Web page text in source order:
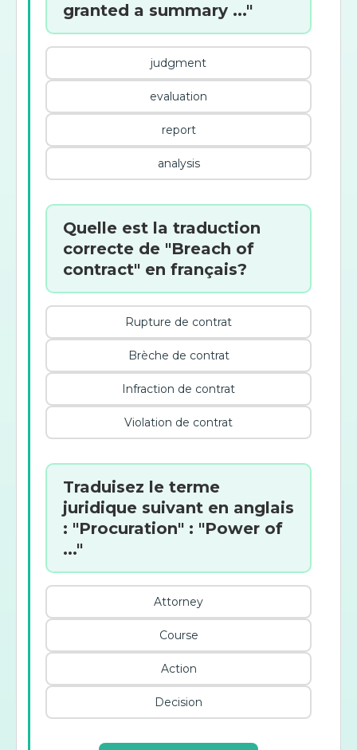
granted a summary ..."
judgment
evaluation
report
analysis
Quelle est la traduction
correcte de "Breach of
contract" en français?
Rupture de contrat
Brèche de contrat
Infraction de contrat
Violation de contrat
Traduisez le terme
juridique suivant en anglais
: "Procuration" : "Power of
..."
Attorney
Course
Action
Decision